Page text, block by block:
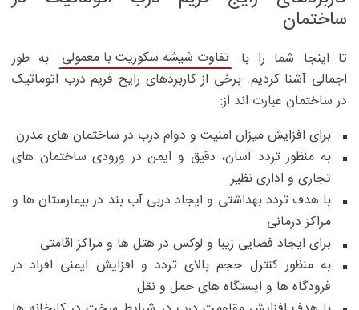
ساختمان
تا اینجا شما را با تفاوت شیشه سکوریت با معمولی
به طور
اجمالی آشنا کردیم. برخی از کاربردهای رایج فریم درب اتوماتیک
در ساختمان عبارت اند از:
برای افزایش میزان امنیت و دوام درب در ساختمان های مدرن
به منظور تردد آسان، دقیق و ایمن در ورودی ساختمان های
تجاری و اداری نظیر
با هدف تردد بهداشتی و ایجاد دربی آب بند در بیمارستان ها و
مراکز درمانی
برای ایجاد فضایی زیبا و لوکس در هتل ها و مراکز اقامتی
به منظور کنترل حجم بالای تردد و افزایش ایمنی افراد در
فرودگاه ها و ایستگاه های حمل و نقل